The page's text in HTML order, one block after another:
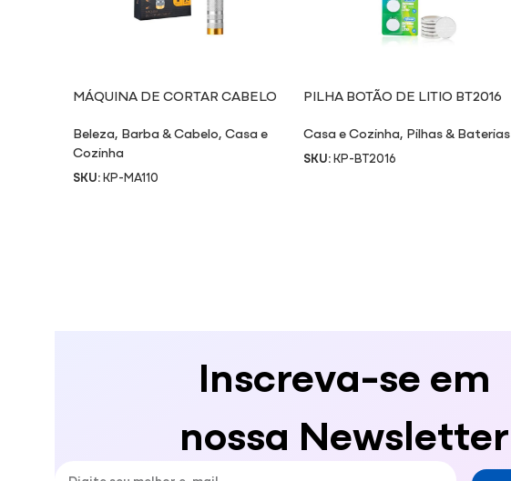
MÁQUINA DE CORTAR CABELO
Beleza, Barba & Cabelo,Casa e
Cozinha
SKU:KP-MA110
PILHA BOTÃO DE LITIO BT2016
Casa e Cozinha, Pilhas & Baterias
SKU:KP-BT2016
Inscreva-se em
nossa Newsletter